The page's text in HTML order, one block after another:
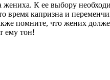
жениха. К ее выбору
время капризна и
помните, что жених
ему тон!